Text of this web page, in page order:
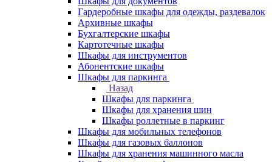
Гардеробные шкафы для одежды, раздевалок
Архивные шкафы
Бухгалтерские шкафы
Картотечные шкафы
Шкафы для инструментов
Абонентские шкафы
Шкафы для паркинга
Назад
Шкафы для паркинга
Шкафы для хранения шин
Шкафы роллетные в паркинг
Шкафы для мобильных телефонов
Шкафы для газовых баллонов
Шкафы для хранения машинного масла